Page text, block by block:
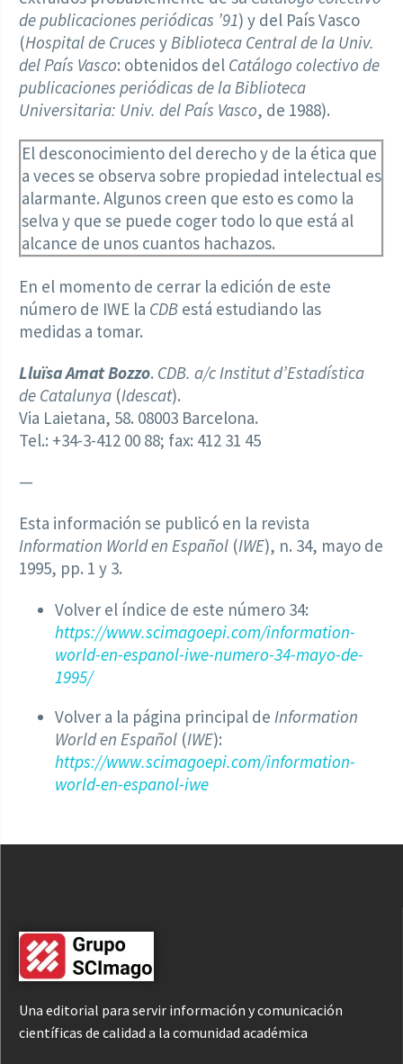
de publicaciones periódicas ’91) y del País Vasco
(Hospital de Cruces yBiblioteca Central de la Univ.
del País Vasco: obtenidos del Catálogo colectivo de
publicaciones periódicas de la Biblioteca
Universitaria: Univ. del País Vasco, de 1988).
El desconocimiento del derecho y de la ética que
a veces se observa sobre propiedad intelectual es
alarmante. Algunos creen que esto es como la
selva y que se puede coger todo lo que está al
alcance de unos cuantos hachazos.
En el momento de cerrar la edición de este
número de IWE la CDB está estudiando las
medidas a tomar.
Lluïsa Amat Bozzo. CDB. a/c Institut d’Estadística
de Catalunya (Idescat).
Via Laietana, 58. 08003 Barcelona.
Tel.: +34-3-412 00 88; fax: 412 31 45
—
Esta información se publicó en la revista
Information World en Español (IWE), n. 34, mayo de
1995, pp. 1 y 3.
Volver el índice de este número 34:
https://www.scimagoepi.com/information-
world-en-espanol-iwe-numero-34-mayo-de-
1995/
Volver a la página principal de Information
World en Español (IWE):
https://www.scimagoepi.com/information-
world-en-espanol-iwe
Una editorial para servir información y comunicación
científicas de calidad a la comunidad académica